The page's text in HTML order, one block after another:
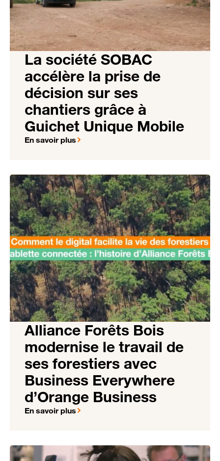
La société SOBAC
accélère la prise de
décision sur ses
chantiers grâce à
Guichet Unique Mobile
En savoir plus
Alliance Forêts Bois
modernise le travail de
ses forestiers avec
Business Everywhere
d’Orange Business
En savoir plus